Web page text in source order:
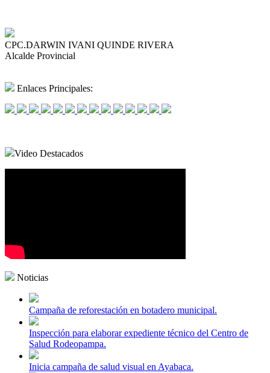
CPC.DARWIN IVANI QUINDE RIVERA
Alcalde Provincial
Enlaces Principales:
Video Destacados
Noticias
Campaña de reforestación en botadero municipal.
Inspección para elaborar expediente técnico del Centro de
Salud Rodeopampa.
Inicia campaña de salud visual en Ayabaca.